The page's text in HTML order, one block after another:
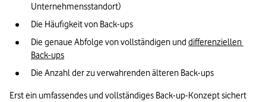
Unternehmensstandort)
Die Häufigkeit von Back-ups
Die genaue Abfolge von vollständigen und differenziellen
Back-ups
Die Anzahl der zu verwahrenden älteren Back-ups
Erst ein umfassendes und vollständiges Back-up-Konzept sichert